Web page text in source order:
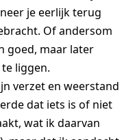
je eerlijk terug
Of andersom
goed, maar later
liggen.
verzet en weerstand
dat iets is of niet
wat ik daarvan